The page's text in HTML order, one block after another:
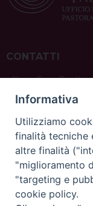
CONTATTI
ufficio: Casa Pio X
via Bonporti, 20 –
tel: +39 351 619 2354
e mail:
sede: Casa
via Valmarana, 20 –
Informativa
Utilizziamo
finalità tecniche
altre finalità
"miglioramento
"targeting e
cookie policy.